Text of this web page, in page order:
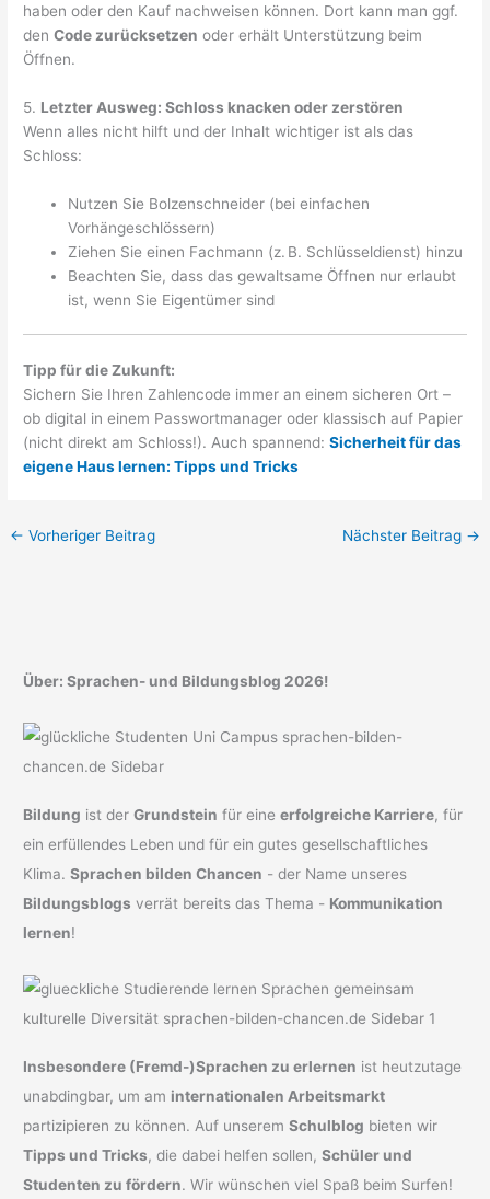
haben oder den Kauf nachweisen können. Dort kann man ggf.
denCode zurücksetzen oder erhält Unterstützung beim
Öffnen.
5. Letzter Ausweg: Schloss knacken oder zerstören
Wenn alles nicht hilft und der Inhalt wichtiger ist als das
Schloss:
Nutzen Sie Bolzenschneider (bei einfachen
Vorhängeschlössern)
Ziehen Sie einen Fachmann (z. B. Schlüsseldienst) hinzu
Beachten Sie, dass das gewaltsame Öffnen nur erlaubt
ist, wenn Sie Eigentümer sind
Tipp für die Zukunft:
Sichern Sie Ihren Zahlencode immer an einem sicheren Ort –
ob digital in einem Passwortmanager oder klassisch auf Papier
(nicht direkt am Schloss!). Auch spannend:Sicherheit für das
eigene Haus lernen: Tipps und Tricks
← Vorheriger Beitrag Nächster Beitrag →
Über: Sprachen- und Bildungsblog 2026!
Bildung ist derGrundstein für eineerfolgreiche Karriere, für
ein erfüllendes Leben und für ein gutes gesellschaftliches
Klima.Sprachen bilden Chancen - der Name unseres
Bildungsblogs verrät bereits das Thema - Kommunikation
lernen!
Insbesondere (Fremd-)Sprachen zu erlernen ist heutzutage
unabdingbar, um am internationalen Arbeitsmarkt
partizipieren zu können. Auf unseremSchulblog bieten wir
Tipps und Tricks, die dabei helfen sollen,Schüler und
Studenten zu fördern. Wir wünschen viel Spaß beim Surfen!